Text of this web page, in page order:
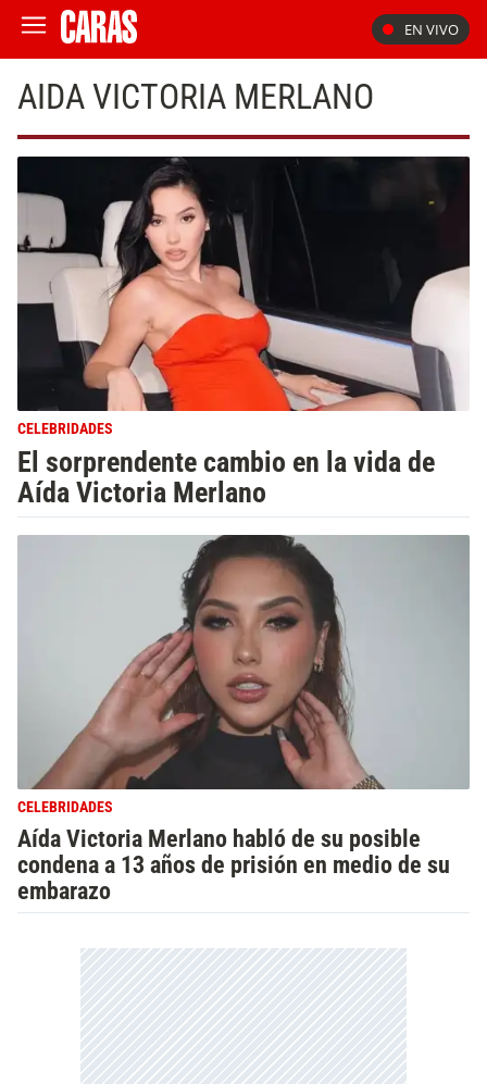
EN VIVO
AIDA VICTORIA MERLANO
CELEBRIDADES
El sorprendente cambio en la vida de
Aída Victoria Merlano
CELEBRIDADES
Aída Victoria Merlano habló de su posible
condena a 13 años de prisión en medio de su
embarazo